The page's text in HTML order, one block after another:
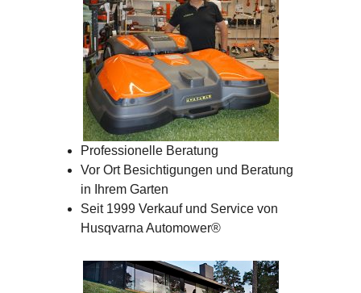
Professionelle Beratung
Vor Ort Besichtigungen und Beratung
in Ihrem Garten
Seit 1999 Verkauf und Service von
Husqvarna Automower®